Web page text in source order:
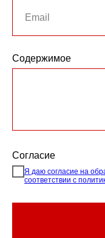
Содержимое
Согласие
Я даю согласие на
соответствии с